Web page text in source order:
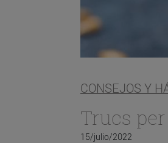
CONSEJOS Y
Trucs
15/julio/2022